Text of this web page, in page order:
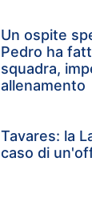
Un ospite
Pedro ha
squadra,
allenamento
Tavares: la
caso di